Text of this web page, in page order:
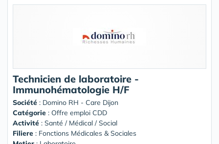
Technicien de laboratoire -
Immunohématologie H/F
Société : Domino RH - Care Dijon
Catégorie : Offre emploi CDD
Activité : Santé / Médical / Social
Filiere : Fonctions Médicales & Sociales